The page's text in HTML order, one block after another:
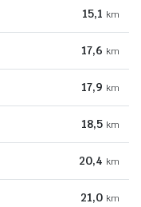
15,1 km
17,6 km
17,9 km
18,5 km
20,4 km
21,0 km